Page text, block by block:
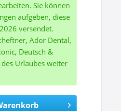
Sie können
aufgeben, diese
versendet.
Ador Dental,
Deutsch &
Urlaubes weiter